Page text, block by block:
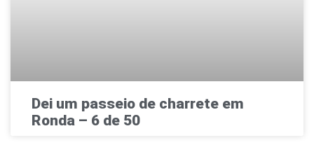
Dei um passeio de charrete em
Ronda – 6 de 50